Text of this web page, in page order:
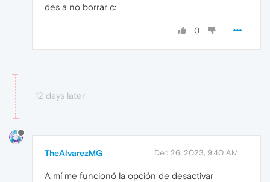
des a no borrar c:
0
12 days later
TheAlvarezMG Dec 26, 2023, 9:40 AM
A mí me funcionó la opción de desactivar